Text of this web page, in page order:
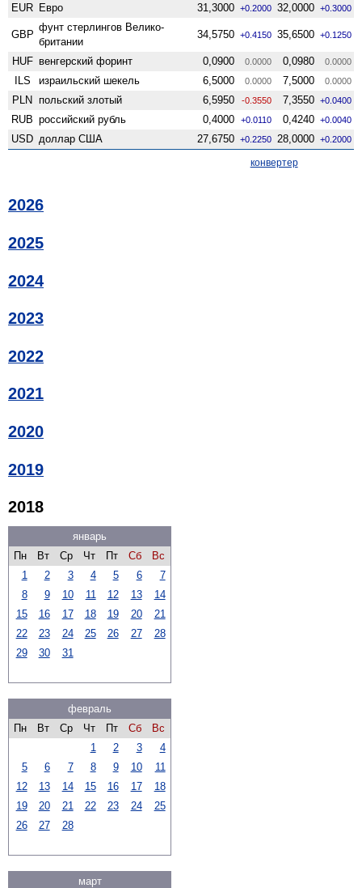
EUR Евро 31,3000 +0.2000 32,0000 +0.3000
GBP
фунт стерлингов Велико­
британии
34,5750 +0.4150 35,6500 +0.1250
HUF венгерский форинт 0,0900 0.0000 0,0980 0.0000
ILS израильский шекель 6,5000 0.0000 7,5000 0.0000
PLN польский злотый 6,5950 -0.3550 7,3550 +0.0400
RUB российский рубль 0,4000 +0.0110 0,4240 +0.0040
USD доллар США 27,6750 +0.2250 28,0000 +0.2000
конвертер
2026
2025
2024
2023
2022
2021
2020
2019
2018
январь
Пн
Вт Ср Чт Пт Сб
Вс
1
2 3 4 5 6
7
8
9 10 11 12 13
14
15
16 17 18 19 20
21
22
23 24 25 26 27
28
29
30 31
февраль
Пн
Вт Ср Чт Пт Сб
Вс
1
2 3
4
5
6 7 8 9 10
11
12
13 14 15 16 17
18
19
20 21 22 23 24
25
26
27 28
март